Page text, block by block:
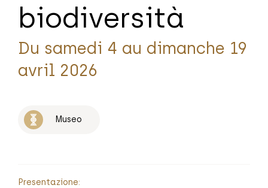
biodiversità
Du samedi 4 au dimanche 19
avril 2026
Museo
Presentazione: